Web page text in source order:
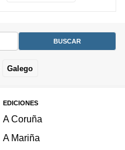
Galego
EDICIONES
A Coruña
A Mariña